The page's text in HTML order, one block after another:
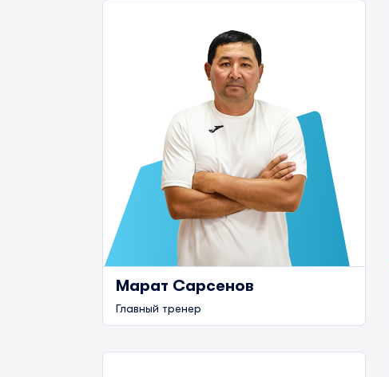
Марат Сарсенов
Главный тренер